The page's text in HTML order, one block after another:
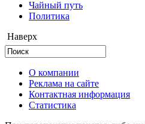
Чайный путь
Политика
Наверх
О компании
Реклама на сайте
Контактная информация
Статистика